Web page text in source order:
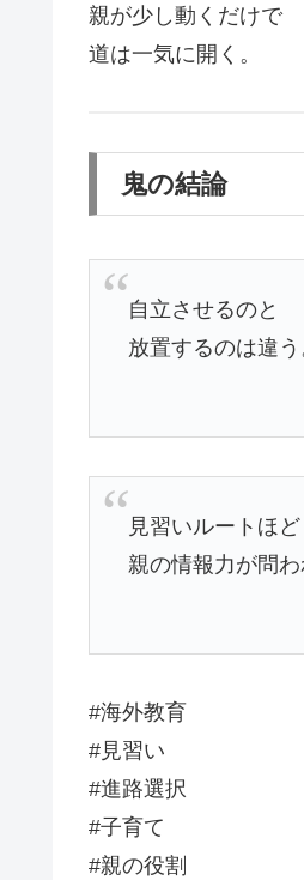
親が少し動くだけで
道は一気に開く。
鬼の結論
自立させるのと
放置するのは違う
見習いルートほど
親の情報力が問わ
#海外教育
#見習い
#進路選択
#子育て
#親の役割